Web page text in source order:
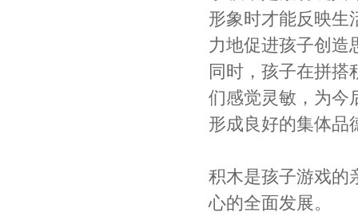
形象时才能反映生
力地促进孩子创造
同时，孩子在拼搭
们感觉灵敏，为今
形成良好的集体品
积木是孩子游戏的
心的全面发展。